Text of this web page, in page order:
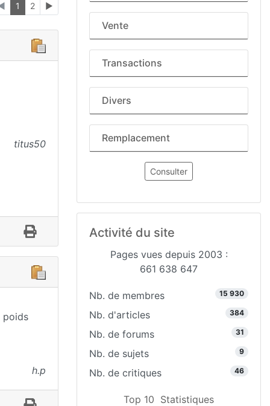
1 2 ►
titus50
poids
h.p
Vente
Transactions
Divers
Remplacement
Consulter
Activité du site
Pages vues depuis 2003 :
661 638 647
Nb. de membres 15 930
Nb. d'articles 384
Nb. de forums 31
Nb. de sujets 9
Nb. de critiques 46
Top 10 Statistiques